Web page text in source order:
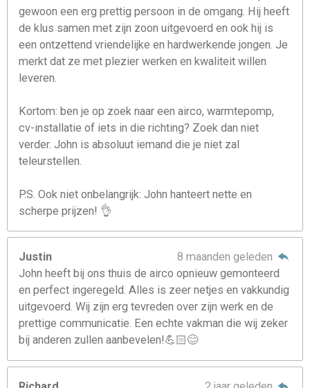
gewoon een erg prettig persoon in de omgang. Hij heeft
de klus samen met zijn zoon uitgevoerd en ook hij is
een ontzettend vriendelijke en hardwerkende jongen. Je
merkt dat ze met plezier werken en kwaliteit willen
leveren.
Kortom: ben je op zoek naar een airco, warmtepomp,
cv-installatie of iets in die richting? Zoek dan niet
verder. John is absoluut iemand die je niet zal
teleurstellen.
P.S. Ook niet onbelangrijk: John hanteert nette en
scherpe prijzen! 👌
Justin
8 maanden geleden
John heeft bij ons thuis de airco opnieuw gemonteerd
en perfect ingeregeld. Alles is zeer netjes en vakkundig
uitgevoerd. Wij zijn erg tevreden over zijn werk en de
prettige communicatie. Een echte vakman die wij zeker
bij anderen zullen aanbevelen!💪🏻😊